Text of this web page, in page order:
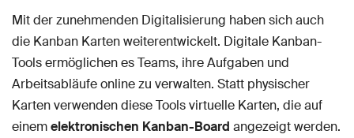
Mit der zunehmenden Digitalisierung haben sich auch
die Kanban Karten weiterentwickelt. Digitale Kanban-
Tools ermöglichen es Teams, ihre Aufgaben und
Arbeitsabläufe online zu verwalten. Statt physischer
Karten verwenden diese Tools virtuelle Karten, die auf
einemelektronischen Kanban-Board angezeigt werden.